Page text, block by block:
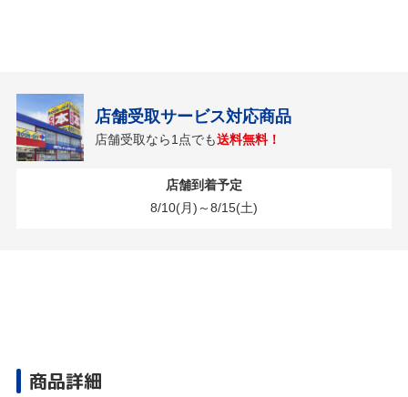
店舗受取サービス対応商品
店舗受取なら1点でも送料無料！
店舗到着予定
8/10(月)～8/15(土)
商品詳細